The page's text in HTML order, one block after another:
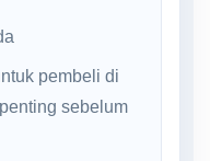
pembeli di
sebelum